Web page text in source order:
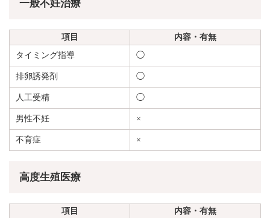
一般不妊治療
項目
内容・有無
タイミング指導
◯
排卵誘発剤 ◯
人工受精 ◯
男性不妊 ×
不育症 ×
高度生殖医療
項目
内容・有無